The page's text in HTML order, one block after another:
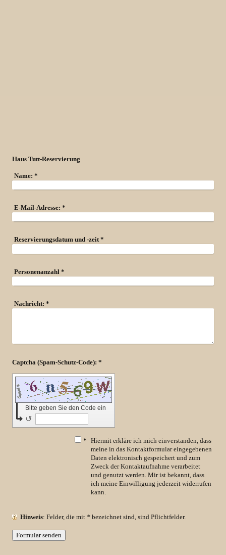
Haus Tutt-Reservierung
Name: *
E-Mail-Adresse: *
Reservierungsdatum und -zeit*
Personenanzahl *
Nachricht: *
Captcha (Spam-Schutz-Code): *
Bitte geben Sie den Code ein
↺
* Hiermit erkläre ich mich einverstanden, dass
meine in das Kontaktformular eingegebenen
Daten elektronisch gespeichert und zum
Zweck der Kontaktaufnahme verarbeitet
und genutzt werden. Mir ist bekannt, dass
ich meine Einwilligung jederzeit widerrufen
kann.
Hinweis : Felder, die mit * bezeichnet sind, sind Pflichtfelder.